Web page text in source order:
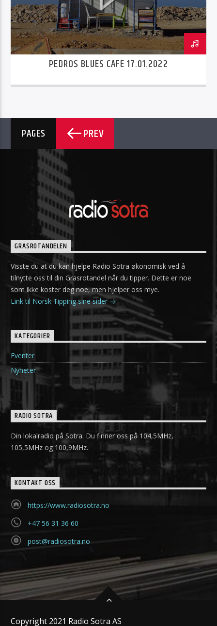
PEDROS BLUES CAFE 17.01.2022
PAGES PREV
GRASROTANDELEN
Visste du at du kan hjelpe Radio Sotra økonomisk ved å
tilnytte oss til din Grasrotandel når du tipper. Dette er noe
som ikke koster deg noe, men hjelper oss mye.
Link til Norsk Tipping sine sider
KATEGORIER
Eventer
Nyheter
RADIO SOTRA
Din lokalradio på Sotra. Du finner oss på 104,5MHz,
105,5MHz og 100,9MHz.
KONTAKT OSS
https://www.radiosotra.no
+47 56 31 36 60
post@radiosotra.no
Copyright 2021 Radio Sotra AS